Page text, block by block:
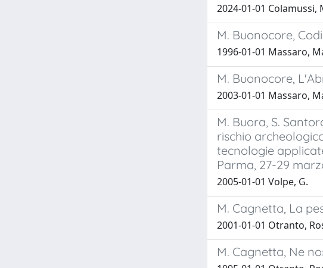
2024-01-01 Colamussi,
M. Buonocore,
1996-01-01 Massaro,
M. Buonocore,
2003-01-01 Massaro,
M. Buora, S.
rischio
tecnologie
Parma, 27-29
2005-01-01 Volpe, G.
M. Cagnetta, La
2001-01-01 Otranto,
M. Cagnetta, Ne